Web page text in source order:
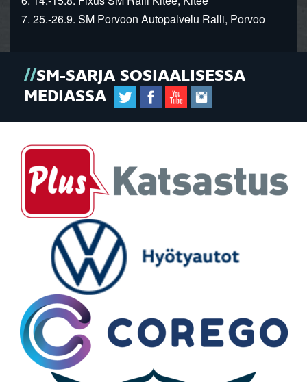
7. 25.-26.9. SM Porvoon Autopalvelu Ralli, Porvoo
SM-SARJA SOSIAALISESSA
MEDIASSA